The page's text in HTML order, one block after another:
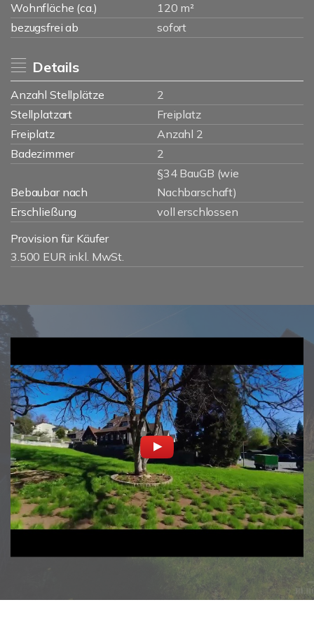
Wohnfläche (ca.)
120 m²
bezugsfrei ab
sofort
Details
Anzahl Stellplätze
2
Stellplatzart
Freiplatz
Freiplatz
Anzahl 2
Badezimmer
2
Bebaubar nach
§34 BauGB (wie
Nachbarschaft)
Erschließung
voll erschlossen
Provision für Käufer
3.500 EUR inkl. MwSt.